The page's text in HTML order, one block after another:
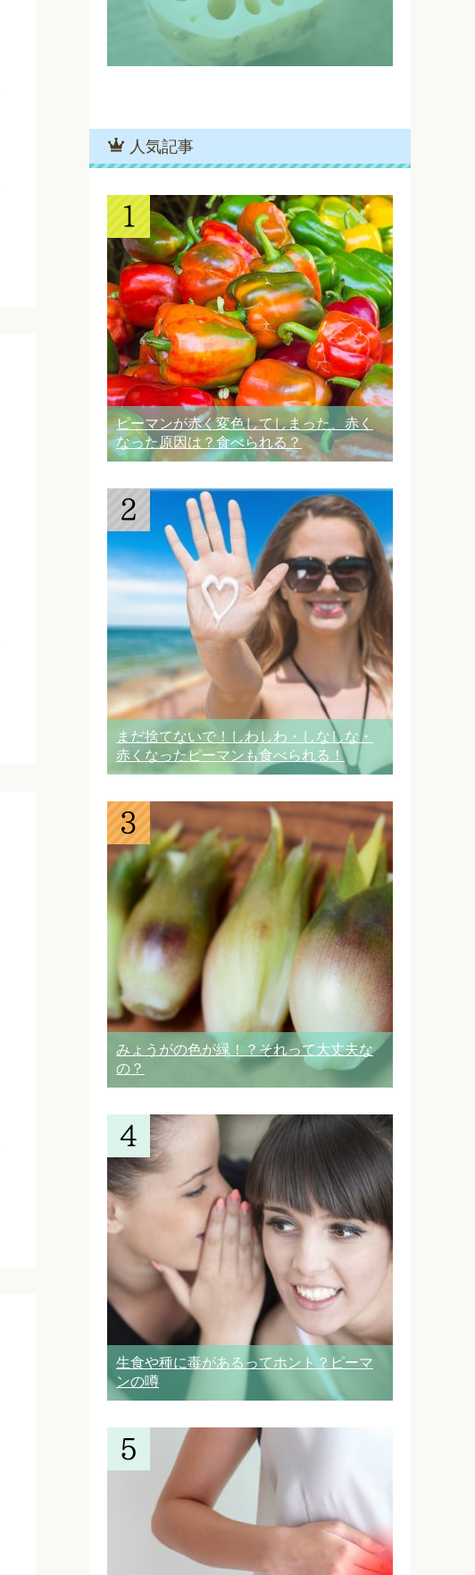
人気記事
ピーマンが赤く変色してしまった、赤く
なった原因は？食べられる？
まだ捨てないで！しわしわ・しなしな・
赤くなったピーマンも食べられる！
みょうがの色が緑！？それって大丈夫な
の？
生食や種に毒があるってホント？ピーマ
ンの噂